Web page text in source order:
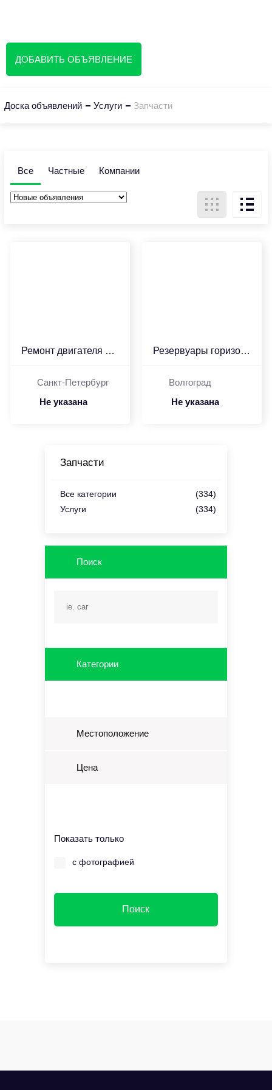
ДОБАВИТЬ ОБЪЯВЛЕНИЕ
Доска объявлений Услуги Запчасти
Все Частные Компании
Ремонт двигателя 3Д6 («...
Не указана
Санкт-Петербург
Резервуары горизонтальн...
Не указана
Волгоград
Запчасти
Все категории
(334)
Услуги
(334)
Поиск
Категории
Местоположение
Цена
Показать только
с фотографией